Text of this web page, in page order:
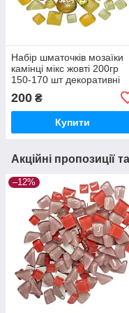
Набір шматочків мозаїки
камінці мікс жовті 200гр
150-170 шт декоративні
200 ₴
Купити
Акційні пропозиції
–12%